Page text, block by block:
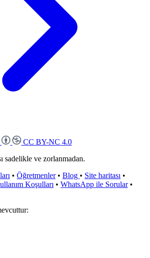
CC BY-NC 4.0
sadelikle ve zorlanmadan.
• Öğretmenler • Blog • Site haritası •
Koşulları • WhatsApp ile Sorular •